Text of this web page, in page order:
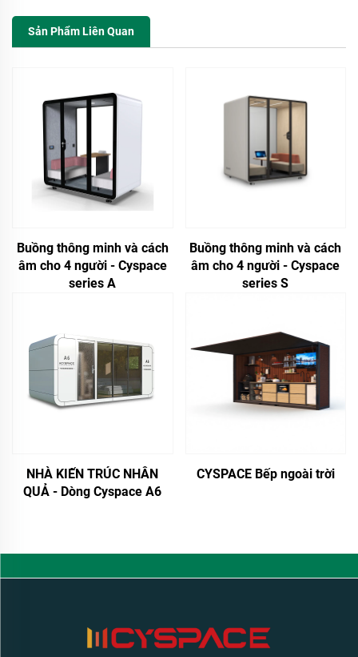
Sản Phẩm Liên Quan
Buồng thông minh và cách
âm cho 4 người - Cyspace
series A
Buồng thông minh và cách
âm cho 4 người - Cyspace
series S
NHÀ KIẾN TRÚC NHÂN
QUẢ - Dòng Cyspace A6
CYSPACE Bếp ngoài trời